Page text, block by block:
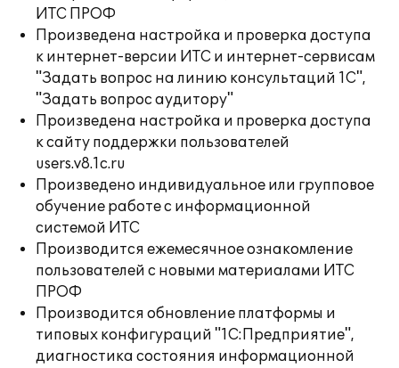
ИТС ПРОФ
Произведена настройка и проверка доступа
к интернет-версии ИТС и интернет-сервисам
"Задать вопрос на линию консультаций 1С",
"Задать вопрос аудитору"
Произведена настройка и проверка доступа
к сайту поддержки пользователей
users.v8.1c.ru
Произведено индивидуальное или групповое
обучение работе с информационной
системой ИТС
Производится ежемесячное ознакомление
пользователей с новыми материалами ИТС
ПРОФ
Производится обновление платформы и
типовых конфигураций "1С:Предприятие",
диагностика состояния информационной